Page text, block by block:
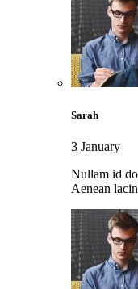
Sarah
3 January
Nullam id
Aenean